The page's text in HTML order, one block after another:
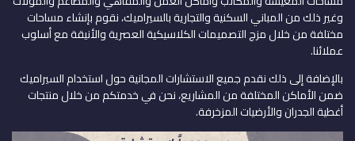
وغير ذلك من المباني السكنية والتجارية بالسيراميك، نقوم بإنشاء مساحات
مختلفة من خلال مزج التصميمات الكلاسيكية العصرية والأنيقة مع أسلوب
عملائنا.
بالإضافة إلى ذلك نقدم جميع الاستشارات المجانية حول استخدام السيراميك
ضمن الأماكن المختلفة من المشاريع، نحن في خدمتكم من خلال منتجات
أغطية الجدران والأرضيات المزخرفة.